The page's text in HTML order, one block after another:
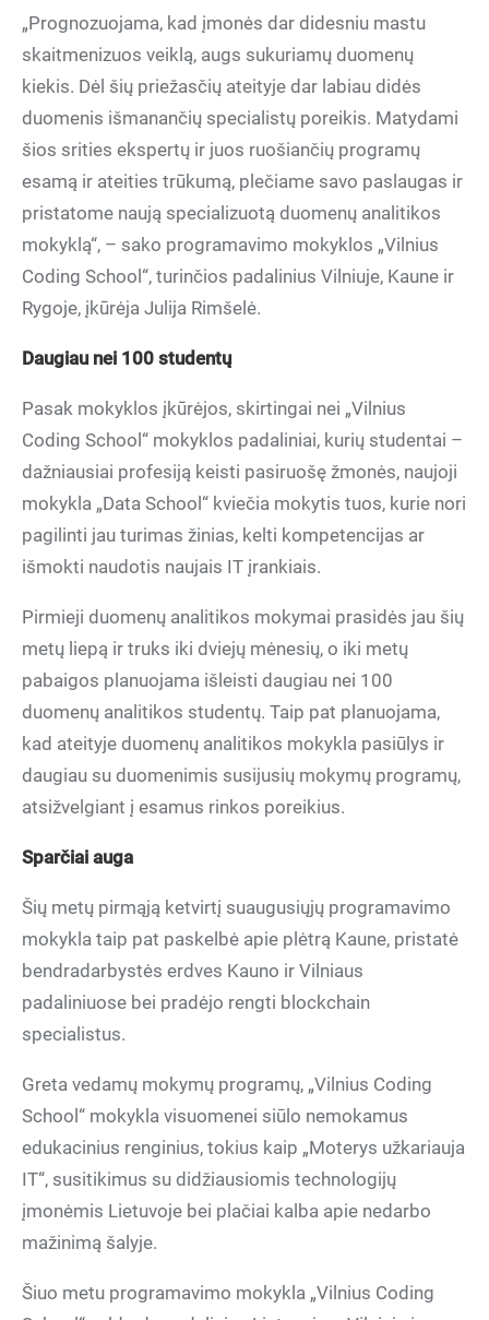
„Prognozuojama, kad įmonės dar didesniu mastu
skaitmenizuos veiklą, augs sukuriamų duomenų
kiekis. Dėl šių priežasčių ateityje dar labiau didės
duomenis išmanančių specialistų poreikis. Matydami
šios srities ekspertų ir juos ruošiančių programų
esamą ir ateities trūkumą, plečiame savo paslaugas ir
pristatome naują specializuotą duomenų analitikos
mokyklą“, – sako programavimo mokyklos „Vilnius
Coding School“, turinčios padalinius Vilniuje, Kaune ir
Rygoje, įkūrėja Julija Rimšelė.
Daugiau nei 100 studentų
Pasak mokyklos įkūrėjos, skirtingai nei „Vilnius
Coding School“ mokyklos padaliniai, kurių studentai –
dažniausiai profesiją keisti pasiruošę žmonės, naujoji
mokykla „Data School“ kviečia mokytis tuos, kurie nori
pagilinti jau turimas žinias, kelti kompetencijas ar
išmokti naudotis naujais IT įrankiais.
Pirmieji duomenų analitikos mokymai prasidės jau šių
metų liepą ir truks iki dviejų mėnesių, o iki metų
pabaigos planuojama išleisti daugiau nei 100
duomenų analitikos studentų. Taip pat planuojama,
kad ateityje duomenų analitikos mokykla pasiūlys ir
daugiau su duomenimis susijusių mokymų programų,
atsižvelgiant į esamus rinkos poreikius.
Sparčiai auga
Šių metų pirmąją ketvirtį suaugusiųjų programavimo
mokykla taip pat paskelbė apie plėtrą Kaune, pristatė
bendradarbystės erdves Kauno ir Vilniaus
padaliniuose bei pradėjo rengti blockchain
specialistus.
Greta vedamų mokymų programų, „Vilnius Coding
School“ mokykla visuomenei siūlo nemokamus
edukacinius renginius, tokius kaip „Moterys užkariauja
IT“, susitikimus su didžiausiomis technologijų
įmonėmis Lietuvoje bei plačiai kalba apie nedarbo
mažinimą šalyje.
Šiuo metu programavimo mokykla „Vilnius Coding